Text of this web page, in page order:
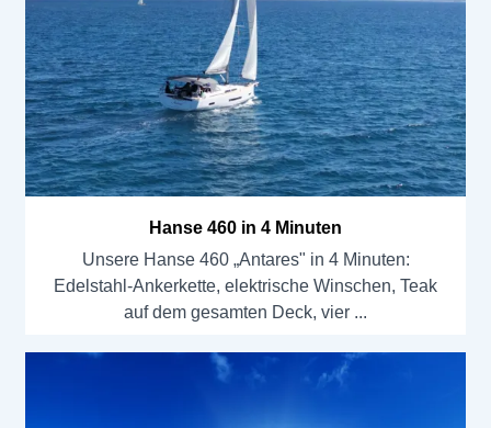
Hanse 460 in 4 Minuten
Unsere Hanse 460 „Antares" in 4 Minuten:
Edelstahl-Ankerkette, elektrische Winschen, Teak
auf dem gesamten Deck, vier